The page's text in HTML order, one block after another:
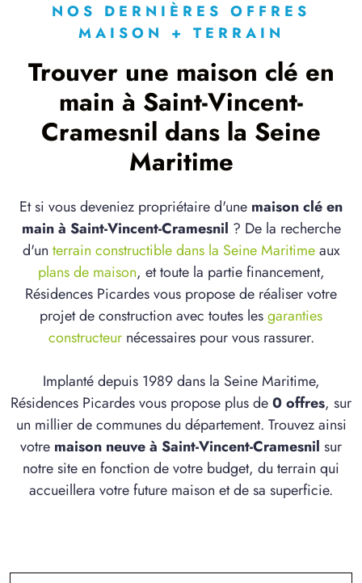
NOS DERNIÈRES OFFRES
MAISON + TERRAIN
Trouver une maison clé en
main à Saint-Vincent-
Cramesnil dans la Seine
Maritime
Et si vous deveniez propriétaire d'une maison clé en
main à Saint-Vincent-Cramesnil ? De la recherche
d'un terrain constructible dans la Seine Maritimeaux
plans de maison, et toute la partie financement,
Résidences Picardes vous propose de réaliser votre
projet de construction avec toutes lesgaranties
constructeurnécessaires pour vous rassurer.
Implanté depuis 1989 dans la Seine Maritime,
Résidences Picardes vous propose plus de0 offres, sur
un millier de communes du département. Trouvez ainsi
votre maison neuve à Saint-Vincent-Cramesnil sur
notre site en fonction de votre budget, du terrain qui
accueillera votre future maison et de sa superficie.